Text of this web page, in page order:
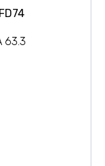
63.3